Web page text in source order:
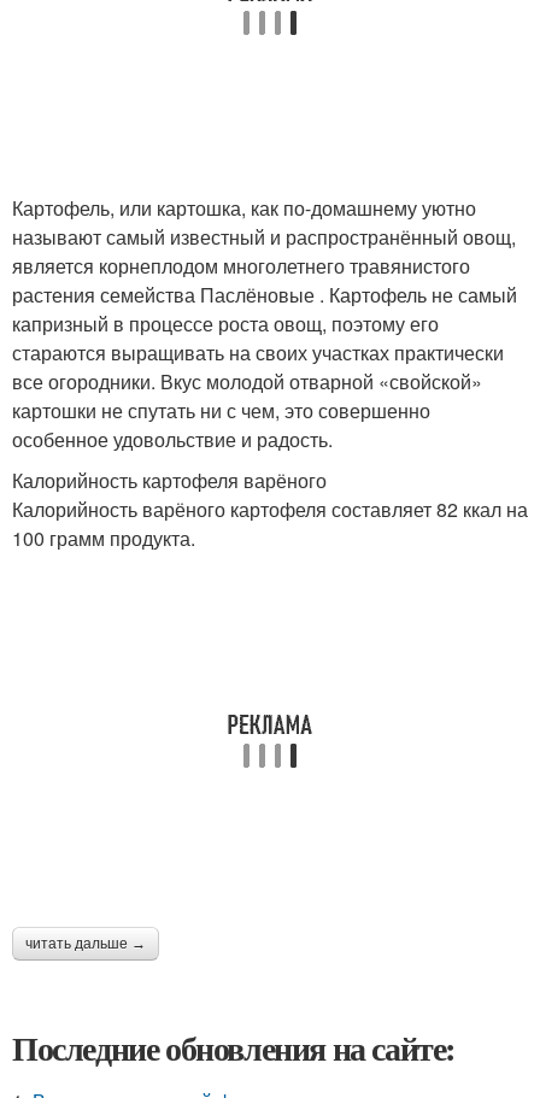
Картофель, или картошка, как по-домашнему уютно
называют самый известный и распространённый овощ,
является корнеплодом многолетнего травянистого
растения семейства Паслёновые . Картофель не самый
капризный в процессе роста овощ, поэтому его
стараются выращивать на своих участках практически
все огородники. Вкус молодой отварной «свойской»
картошки не спутать ни с чем, это совершенно
особенное удовольствие и радость.
Калорийность картофеля варёного
Калорийность варёного картофеля составляет 82 ккал на
100 грамм продукта.
читать дальше →
Последние обновления на сайте: